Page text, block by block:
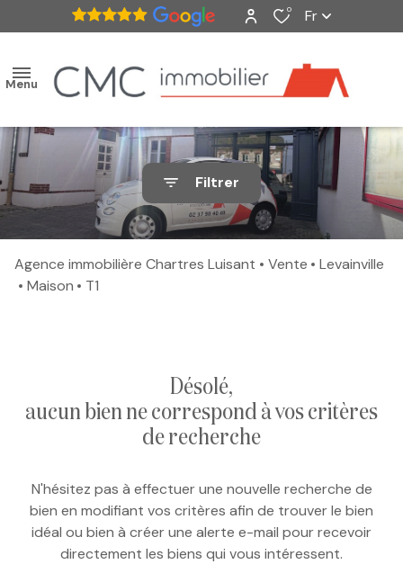
0 Fr
Menu
accueil
ventes
biens
e-mail
agence
nos
honoraires
Filtrer
Agence immobilière Chartres Luisant Vente
Levainville
Maison
T1
désolé,
aucun bien ne correspond à vos critères
de recherche
N'hésitez pas à effectuer une nouvelle recherche de
bien en modifiant vos critères afin de trouver le bien
idéal ou bien à créer une alerte e-mail pour recevoir
directement les biens qui vous intéressent.